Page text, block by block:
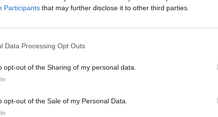
Participants that may further disclose it to other third parties.
Data Processing Opt Outs
opt-out of the Sharing of my personal data.
opt-out of the Sale of my Personal Data.
στην